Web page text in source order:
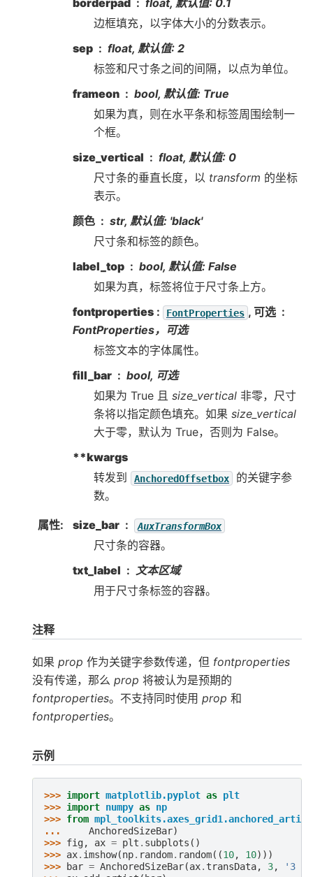
borderpad
float, 默认值: 0.1
边框填充，以字体大小的分数表示。
sep
float, 默认值: 2
标签和尺寸条之间的间隔，以点为单位。
frameon
bool, 默认值: True
如果为真，则在水平条和标签周围绘制一
个框。
size_vertical
float, 默认值: 0
尺寸条的垂直长度，以 transform 的坐标
表示。
颜色
str, 默认值: 'black'
尺寸条和标签的颜色。
label_top
bool, 默认值: False
如果为真，标签将位于尺寸条上方。
fontproperties : FontProperties , 可选
FontProperties，可选
标签文本的字体属性。
fill_bar
bool, 可选
如果为 True 且 size_vertical 非零，尺寸
条将以指定颜色填充。如果 size_vertical
大于零，默认为 True，否则为 False。
**kwargs
转发到
AnchoredOffsetbox
的关键字参
数。
属性: size_bar AuxTransformBox
尺寸条的容器。
txt_label
文本区域
用于尺寸条标签的容器。
注释
如果 prop 作为关键字参数传递，但 fontproperties
没有传递，那么 prop 将被认为是预期的
fontproperties。不支持同时使用 prop 和
fontproperties。
示例
>>> import matplotlib.pyplot as plt
>>> import numpy as np
>>> from
...
AnchoredSizeBar)
>>> fig, ax = plt . subplots ()
>>> ax. imshow(np. random. random((10, 10)))
>>>
bar = AnchoredSizeBar(ax. transData, 3,
'3